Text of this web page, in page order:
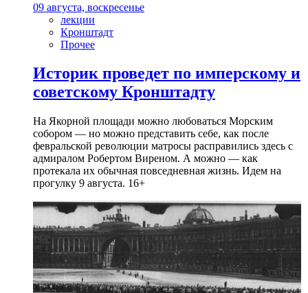
09 августа, воскресенье
лекции
Кронштадт
Прочее
Историк проведет по имперскому и
советскому Кронштадту
На Якорной площади можно любоваться Морским
собором — но можно представить себе, как после
февральской революции матросы расправились здесь с
адмиралом Робертом Виреном. А можно — как
протекала их обычная повседневная жизнь. Идем на
прогулку 9 августа. 16+